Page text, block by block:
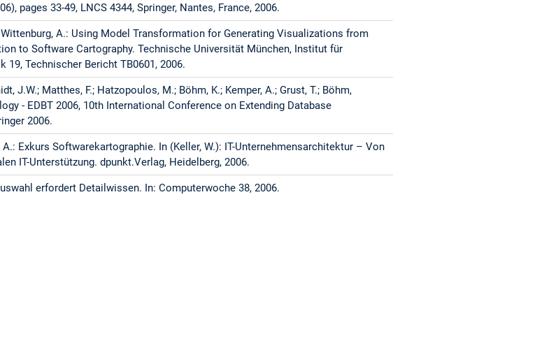
pages 33-49, LNCS 4344, Springer, Nantes, France, 2006.
Wittenburg, A.: Using Model Transformation for Generating Visualizations from
to Software Cartography. Technische Universität München, Institut für
Technischer Bericht TB0601, 2006.
J.W.; Matthes, F.; Hatzopoulos, M.; Böhm, K.; Kemper, A.; Grust, T.; Böhm,
- EDBT 2006, 10th International Conference on Extending Database
2006.
A.: Exkurs Softwarekartographie. In (Keller, W.): IT-Unternehmensarchitektur – Von
IT-Unterstützung. dpunkt.Verlag, Heidelberg, 2006.
erfordert Detailwissen. In: Computerwoche 38, 2006.